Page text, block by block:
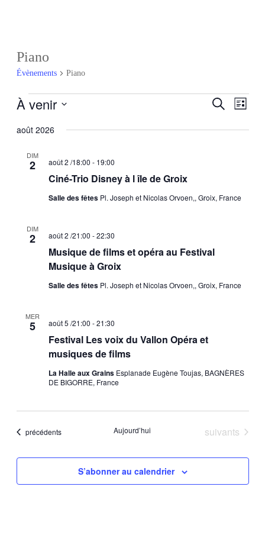
Piano
Évènements Piano
Recherche
vues
Liste
À venir
une
août 2026
DIM
2
Ciné-Trio Disney à l île de Groix
août 2 /18:00 - 19:00
Salle des fêtes Pl. Joseph et Nicolas Orvoen,, Groix, France
DIM
2
Musique de films et opéra au Festival
Musique à Groix
août 2 /21:00 -22:30
Salle des fêtes Pl. Joseph et Nicolas Orvoen,, Groix, France
MER
5
Festival Les voix du Vallon Opéra et
musiques de films
août 5 /21:00 -21:30
La Halle aux Grains Esplanade Eugène Toujas, BAGNÈRES
DE BIGORRE, France
Évènements
précédents Aujourd’hui Évènements
suivants
S’abonner au calendrier